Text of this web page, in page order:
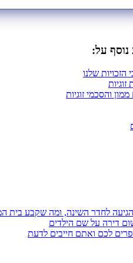
נוסף על:
הזכויות שלנו
והסכמי זוגיות
לחדר השינה, ומה שקבע בית
דירה על שם הילדים
לכם ואתם חייבים לדעת